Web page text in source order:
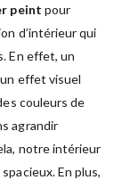
peint pour
d’intérieur qui
En effet, un
effet visuel
couleurs de
agrandir
notre intérieur
En plus,